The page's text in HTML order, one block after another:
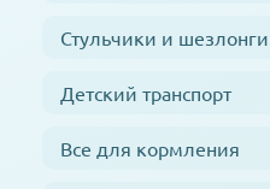
Стульчики и шезлонги
Детский транспорт
Все для кормления